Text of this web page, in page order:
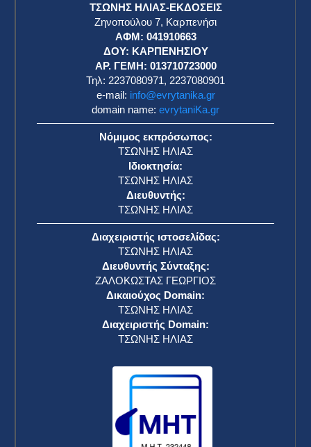
ΤΣΩΝΗΣ ΗΛΙΑΣ-ΕΚΔΟΣΕΙΣ
Ζηνοπούλου 7, Καρπενήσι
ΑΦΜ: 041910663
ΔΟΥ: ΚΑΡΠΕΝΗΣΙΟΥ
ΑΡ. ΓΕΜΗ: 013710723000
Τηλ: 2237080971, 2237080901
e-mail: info@evrytanika.gr
domain name: evrytaniKa.gr
Νόμιμος εκπρόσωπος:
ΤΣΩΝΗΣ ΗΛΙΑΣ
Ιδιοκτησία:
ΤΣΩΝΗΣ ΗΛΙΑΣ
Διευθυντής:
ΤΣΩΝΗΣ ΗΛΙΑΣ
Διαχειριστής ιστοσελίδας:
ΤΣΩΝΗΣ ΗΛΙΑΣ
Διευθυντής Σύνταξης:
ΖΑΛΟΚΩΣΤΑΣ ΓΕΩΡΓΙΟΣ
Δικαιούχος Domain:
ΤΣΩΝΗΣ ΗΛΙΑΣ
Διαχειριστής Domain:
ΤΣΩΝΗΣ ΗΛΙΑΣ